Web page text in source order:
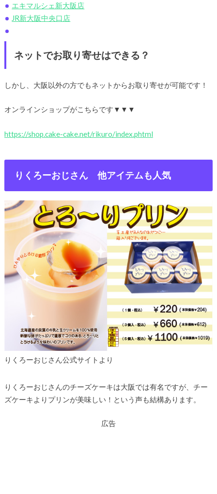
エキマルシェ新大阪店
JR新大阪中央口店
ネットでお取り寄せはできる？
しかし、大阪以外の方でもネットからお取り寄せが可能です！
オンラインショップがこちらです▼▼▼
https://shop.cake-cake.net/rikuro/index.phtml
りくろーおじさん 他アイテムも人気
りくろーおじさん公式サイトより
りくろーおじさんのチーズケーキは大阪では有名ですが、チー
ズケーキよりプリンが美味しい！という声も結構あります。
広告